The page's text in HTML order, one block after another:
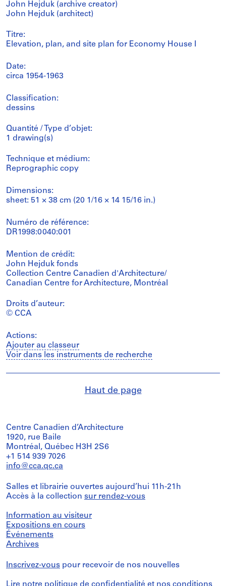
John Hejduk (archive creator)
John Hejduk (architect)
Titre:
Elevation, plan, and site plan for Economy House I
Date:
circa 1954-1963
Classification:
dessins
Quantité / Type d’objet:
1 drawing(s)
Technique et médium:
Reprographic copy
Dimensions:
sheet: 51 × 38 cm (20 1/16 × 14 15/16 in.)
Numéro de référence:
DR1998:0040:001
Mention de crédit:
John Hejduk fonds
Collection Centre Canadien d'Architecture/
Canadian Centre for Architecture, Montréal
Droits d’auteur:
© CCA
Actions:
Ajouter au classeur
Voir dans les instruments de recherche
Haut de page
Centre Canadien d’Architecture
1920, rue Baile
Montréal, Québec H3H 2S6
+1 514 939 7026
info@cca.qc.ca
Salles et librairie ouvertes aujourd’hui 11h-21h
Accès à la collection sur rendez-vous
Information au visiteur
Expositions en cours
Événements
Archives
Inscrivez-vous pour recevoir de nos nouvelles